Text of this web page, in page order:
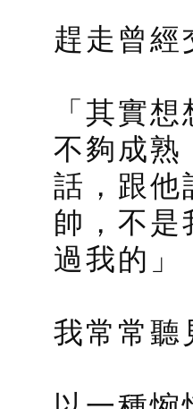
趕走曾
「其實
不夠成
話，跟
帥，不
過我的」
我常常